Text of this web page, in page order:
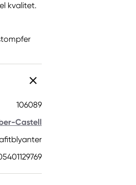
kvalitet.
106089
Castell